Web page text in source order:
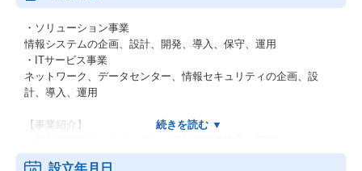
・ソリューション事業
情報システムの企画、設計、開発、導入、保守、運用
・ITサービス事業
ネットワーク、データセンター、情報セキュリティの企画、設
計、導入、運用
【事業紹介】
・サプライチェーンマネジメント支援
設立年月日